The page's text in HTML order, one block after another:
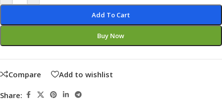
Add To Cart
Buy Now
Compare Add to wishlist
Share: